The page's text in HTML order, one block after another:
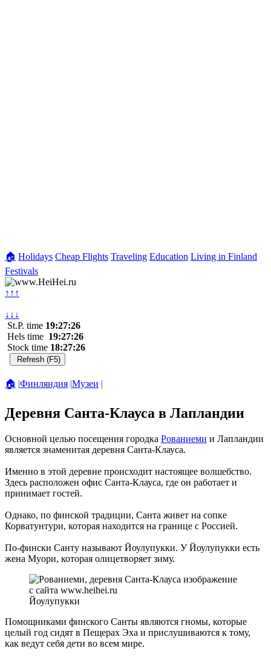
🏠 Holidays Cheap Flights Traveling Education Living in Finland
Festivals
↑↑↑
↓↓↓
St.P. time 19:27:26
Hels time 19:27:26
Stock time 18:27:26
🏠 |Финляндия |Музеи |
Деревня Санта-Клауса в Лапландии
Основной целью посещения городка Рованиеми и Лапландии
является знаменитая деревня Санта-Клауса.
Именно в этой деревне происходит настоящее волшебство.
Здесь расположен офис Санта-Клауса, где он работает и
принимает гостей.
Однако, по финской традиции, Санта живет на сопке
Корватунтури, которая находится на границе с Россией.
По-фински Санту называют Йоулупукки. У Йоулупукки есть
жена Муори, которая олицетворяет зиму.
Йоулупукки
Помощниками финского Санты являются гномы, которые
целый год сидят в Пещерах Эха и прислушиваются к тому,
как ведут себя дети во всем мире.